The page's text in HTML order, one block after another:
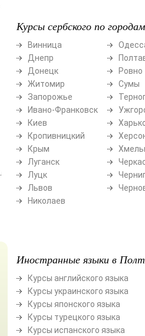
Курсы сербского по городам
Винница
Днепр
Донецк
Житомир
Запорожье
Ивано-Франковск
Киев
Кропивницкий
Крым
Луганск
Луцк
Львов
Николаев
Ровно
Сумы
Иностранные языки в
Курсы английского языка
Курсы украинского языка
Курсы японского языка
Курсы турецкого языка
Курсы испанского языка